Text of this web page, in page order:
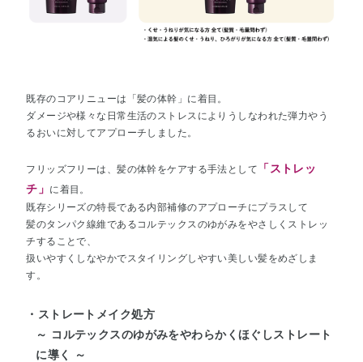
既存のコアリニューは「髪の体幹」に着目。
ダメージや様々な日常生活のストレスによりうしなわれた弾力やう
るおいに対してアプローチしました。
フリッズフリーは、髪の体幹をケアする手法として
「ストレッ
チ」 に着目。
既存シリーズの特長である内部補修のアプローチにプラスして
髪のタンパク線維であるコルテックスのゆがみをやさしくストレッ
チすることで、
扱いやすくしなやかでスタイリングしやすい美しい髪をめざしま
す。
・ストレートメイク処方
～ コルテックスのゆがみをやわらかくほぐしストレート
に導く ～